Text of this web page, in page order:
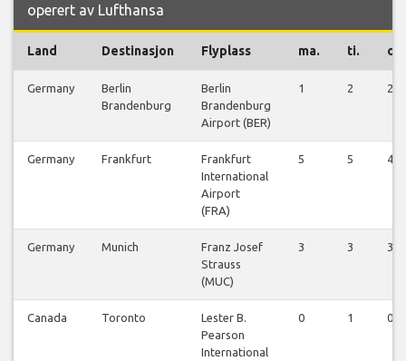
operert av Lufthansa
Land Destinasjon Flyplass ma. ti. on.
Germany
Berlin
Brandenburg
Berlin
Brandenburg
Airport (BER)
1 2 2
Germany Frankfurt
Frankfurt
International
Airport
(FRA)
5 5 4
Germany Munich
Franz Josef
Strauss
(MUC)
3 3 3
Canada Toronto
Lester B.
Pearson
International
0 1 0